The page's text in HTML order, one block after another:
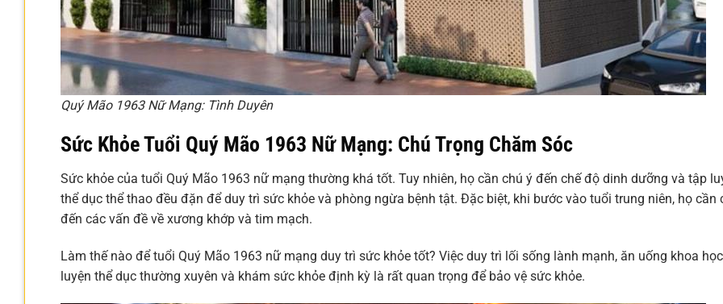
Quý Mão 1963 Nữ Mạng: Tình Duyên
Sức Khỏe Tuổi Quý Mão 1963 Nữ Mạng: Chú Trọng Chăm Sóc
Sức khỏe của tuổi Quý Mão 1963 nữ mạng thường khá tốt. Tuy nhiên, họ cần chú ý đến chế độ dinh dưỡng và tập
thể dục thể thao đều đặn để duy trì sức khỏe và phòng ngừa bệnh tật. Đặc biệt, khi bước vào tuổi trung niên, họ cần
đến các vấn đề về xương khớp và tim mạch.
Làm thế nào để tuổi Quý Mão 1963 nữ mạng duy trì sức khỏe tốt? Việc duy trì lối sống lành mạnh, ăn uống khoa
luyện thể dục thường xuyên và khám sức khỏe định kỳ là rất quan trọng để bảo vệ sức khỏe.